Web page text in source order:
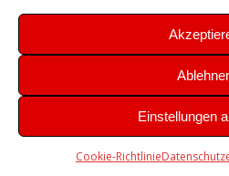
Einstellungen
Cookie-Richtlinie
Theme